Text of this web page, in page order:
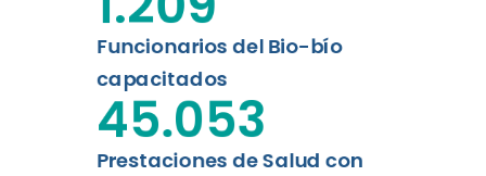
Funcionarios del Bio-bío
capacitados
Prestaciones de Salud con
45.053